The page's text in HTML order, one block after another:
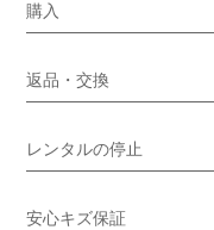
購入
返品・交換
レンタルの停止
安心キズ保証